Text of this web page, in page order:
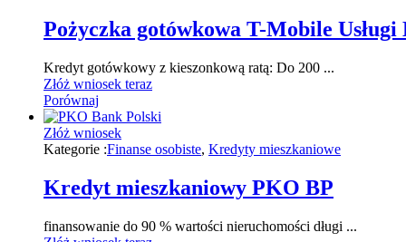
Pożyczka gotówkowa T-Mobile Usługi
Kredyt gotówkowy z kieszonkową ratą: Do 200 ...
Złóż wniosek teraz
Porównaj
Złóż wniosek
Kategorie :Finanse osobiste, Kredyty mieszkaniowe
Kredyt mieszkaniowy PKO BP
finansowanie do 90 % wartości nieruchomości długi ...